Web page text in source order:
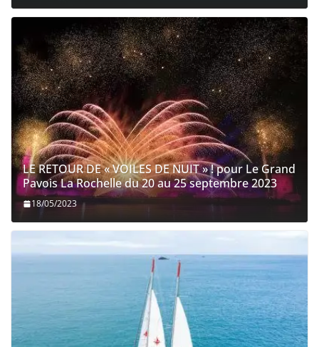
LE RETOUR DE « VOILES DE NUIT » ! pour Le Grand
Pavois La Rochelle du 20 au 25 septembre 2023
18/05/2023